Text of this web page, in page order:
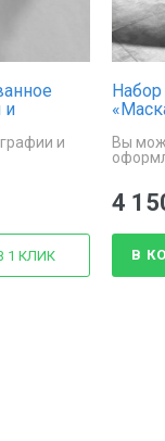
и
и
1 КЛИК
Вы
4
В